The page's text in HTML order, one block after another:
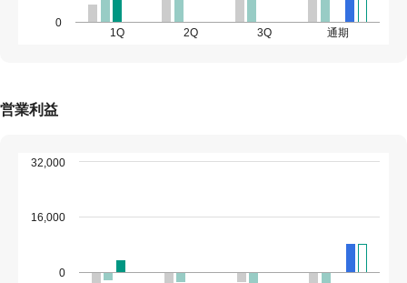
1Q 2Q 3Q 通期
0
営業利益
0
16,000
32,000